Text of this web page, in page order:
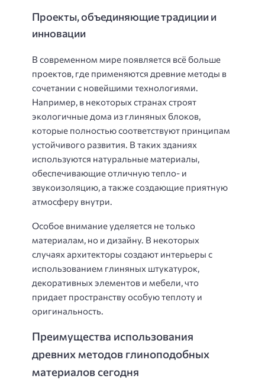
Проекты, объединяющие традиции и
инновации
В современном мире появляется всё больше
проектов, где применяются древние методы в
сочетании с новейшими технологиями.
Например, в некоторых странах строят
экологичные дома из глиняных блоков,
которые полностью соответствуют принципам
устойчивого развития. В таких зданиях
используются натуральные материалы,
обеспечивающие отличную тепло- и
звукоизоляцию, а также создающие приятную
атмосферу внутри.
Особое внимание уделяется не только
материалам, но и дизайну. В некоторых
случаях архитекторы создают интерьеры с
использованием глиняных штукатурок,
декоративных элементов и мебели, что
придает пространству особую теплоту и
оригинальность.
Преимущества использования
древних методов глиноподобных
материалов сегодня